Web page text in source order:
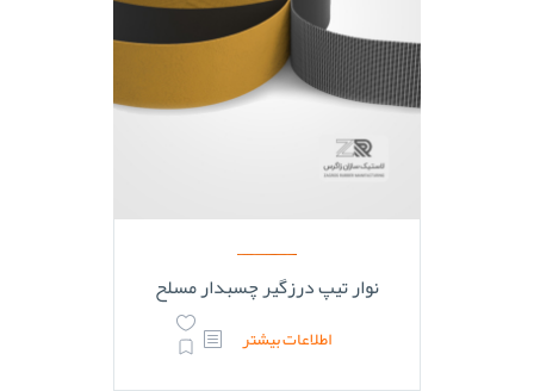
نوار تیپ درزگیر چسبدار مسلح
اطلاعات بیشتر